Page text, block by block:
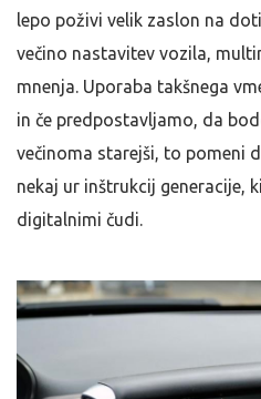
lepo poživi velik zaslon na
večino nastavitev vozila,
mnenja. Uporaba takšnega
in če predpostavljamo, da
večinoma starejši, to pomeni
nekaj ur inštrukcij generacije,
digitalnimi čudi.